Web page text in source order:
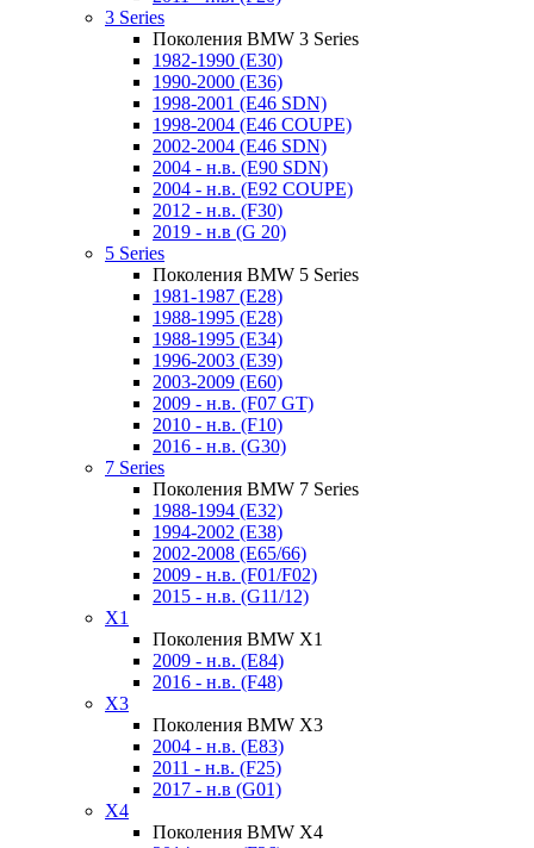
3 Series
Поколения BMW 3 Series
1982-1990 (E30)
1990-2000 (E36)
1998-2001 (E46 SDN)
1998-2004 (E46 COUPE)
2002-2004 (E46 SDN)
2004 - н.в. (E90 SDN)
2004 - н.в. (E92 COUPE)
2012 - н.в. (F30)
2019 - н.в (G 20)
5 Series
Поколения BMW 5 Series
1981-1987 (E28)
1988-1995 (E28)
1988-1995 (E34)
1996-2003 (E39)
2003-2009 (E60)
2009 - н.в. (F07 GT)
2010 - н.в. (F10)
2016 - н.в. (G30)
7 Series
Поколения BMW 7 Series
1988-1994 (E32)
1994-2002 (E38)
2002-2008 (E65/66)
2009 - н.в. (F01/F02)
2015 - н.в. (G11/12)
X1
Поколения BMW X1
2009 - н.в. (E84)
2016 - н.в. (F48)
X3
Поколения BMW X3
2004 - н.в. (E83)
2011 - н.в. (F25)
2017 - н.в (G01)
X4
Поколения BMW X4